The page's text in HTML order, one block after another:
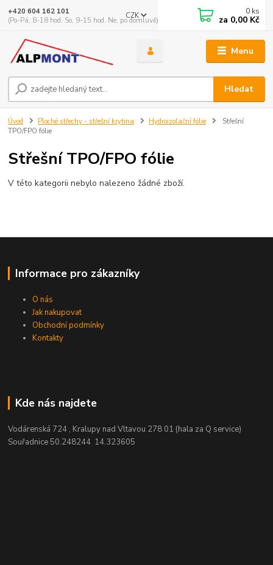
Menu
CZK
Hledat
+420 604 162 101
(Po-Pá, 8-18 hod. So, 9-15 hod. Ne, po domluvě)
0 ks
za 0,00 Kč
Úvod Ploché střechy - střešní krytina Hydroizolační fólie
Střešní
TPO/FPO fólie
Střešní TPO/FPO fólie
V této kategorii nebylo nalezeno žádné zboží.
Informace pro zákazníky
O nás
Jak nakupovat
Obchodní podmínky
Kontakty
Kde nás najdete
Vodárenská 724 , Kralupy nad Vltavou 278 01 (hala za Q service)
Souřadnice 50.248244 14.323605